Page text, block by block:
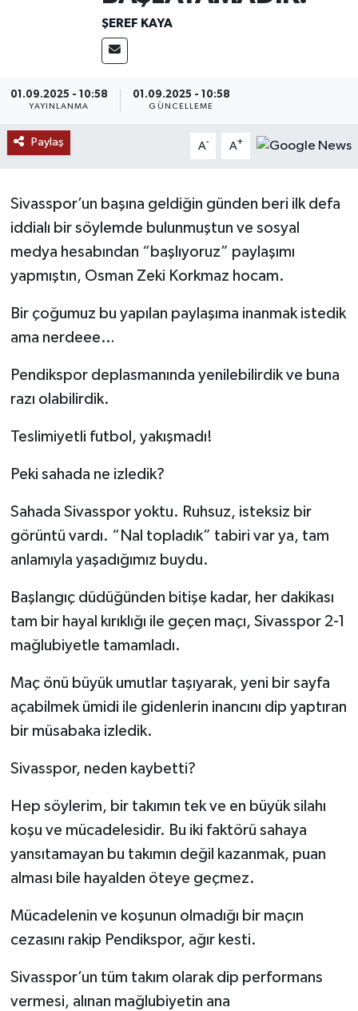
ŞEREF KAYA
01.09.2025 - 10:58
YAYINLANMA
01.09.2025 - 10:58
GÜNCELLEME
Paylaş A- A+
Sivasspor’un başına geldiğin günden beri ilk defa
iddialı bir söylemde bulunmuştun ve sosyal
medya hesabından “başlıyoruz” paylaşımı
yapmıştın, Osman Zeki Korkmaz hocam.
Bir çoğumuz bu yapılan paylaşıma inanmak istedik
ama nerdeee…
Pendikspor deplasmanında yenilebilirdik ve buna
razı olabilirdik.
Teslimiyetli futbol, yakışmadı!
Peki sahada ne izledik?
Sahada Sivasspor yoktu. Ruhsuz, isteksiz bir
görüntü vardı. “Nal topladık” tabiri var ya, tam
anlamıyla yaşadığımız buydu.
Başlangıç düdüğünden bitişe kadar, her dakikası
tam bir hayal kırıklığı ile geçen maçı, Sivasspor 2-1
mağlubiyetle tamamladı.
Maç önü büyük umutlar taşıyarak, yeni bir sayfa
açabilmek ümidi ile gidenlerin inancını dip yaptıran
bir müsabaka izledik.
Sivasspor, neden kaybetti?
Hep söylerim, bir takımın tek ve en büyük silahı
koşu ve mücadelesidir. Bu iki faktörü sahaya
yansıtamayan bu takımın değil kazanmak, puan
alması bile hayalden öteye geçmez.
Mücadelenin ve koşunun olmadığı bir maçın
cezasını rakip Pendikspor, ağır kesti.
Sivasspor’un tüm takım olarak dip performans
vermesi, alınan mağlubiyetin ana
MAGAZİN
RESMİ İLANLAR
SAĞLIK
SOSYAL YARDIMLAR
SPONSORLU YAZI
SPOR
YAŞAM